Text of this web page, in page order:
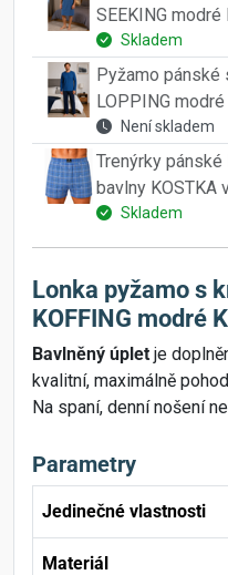
SEEKING modré
Skladem
Pyžamo pánské
LOPPING modré
Není skladem
Trenýrky pánské
bavlny KOSTKA
Skladem
Lonka pyžamo s
KOFFING modré
Bavlněný úplet je
kvalitní, maximálně
Na spaní, denní nošení
Parametry
Jedinečné vlastnosti
Materiál